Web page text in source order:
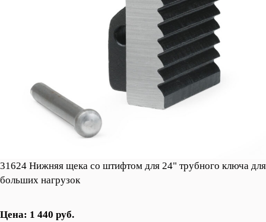
31624 Нижняя щека со штифтом для 24" трубного ключа для
больших нагрузок
Цена: 1 440 руб.